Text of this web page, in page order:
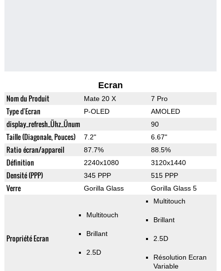
Ecran
Nom du Produit Mate 20 X 7 Pro
Type d'Ecran P-OLED AMOLED
display_refresh_Ühz_Ünum 90
Taille (Diagonale, Pouces) 7.2" 6.67"
Ratio écran/appareil 87.7% 88.5%
Définition 2240x1080 3120x1440
Densité (PPP) 345 PPP 515 PPP
Verre Gorilla Glass Gorilla Glass 5
Propriété Ecran
Multitouch
Brillant
2.5D
Multitouch
Brillant
2.5D
Résolution Ecran
Variable